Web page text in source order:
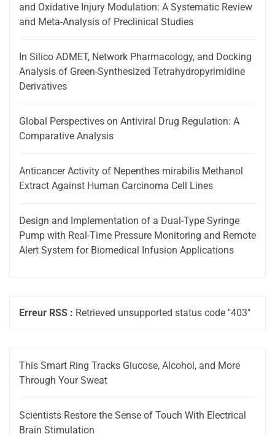
and Oxidative Injury Modulation: A Systematic Review
and Meta-Analysis of Preclinical Studies
In Silico ADMET, Network Pharmacology, and Docking
Analysis of Green-Synthesized Tetrahydropyrimidine
Derivatives
Global Perspectives on Antiviral Drug Regulation: A
Comparative Analysis
Anticancer Activity of Nepenthes mirabilis Methanol
Extract Against Human Carcinoma Cell Lines
Design and Implementation of a Dual-Type Syringe
Pump with Real-Time Pressure Monitoring and Remote
Alert System for Biomedical Infusion Applications
Erreur RSS : Retrieved unsupported status code "403"
This Smart Ring Tracks Glucose, Alcohol, and More
Through Your Sweat
Scientists Restore the Sense of Touch With Electrical
Brain Stimulation